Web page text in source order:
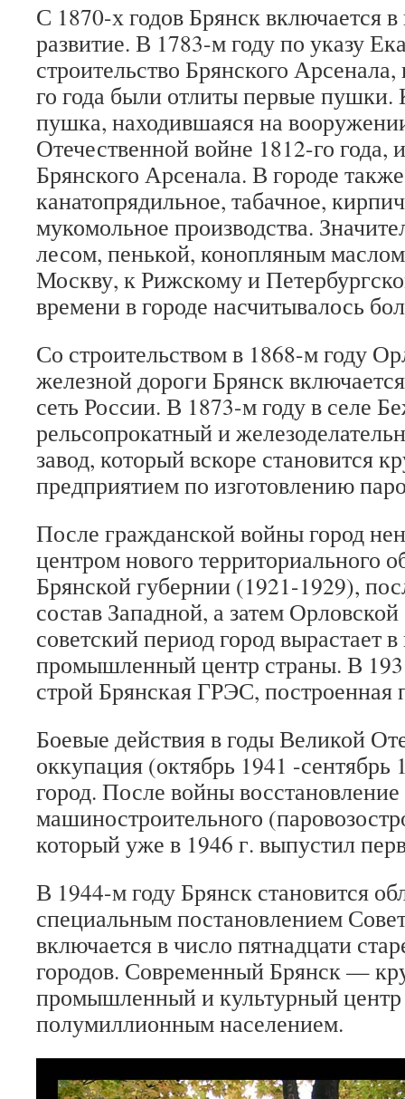
С 1870-х годов Брянск включается
развитие. В 1783-м году по указу
строительство Брянского
го года были отлиты первые пушки.
пушка, находившаяся на
Отечественной войне 1812-го года,
Брянского Арсенала. В городе
канатопрядильное, табачное,
мукомольное производства.
лесом, пенькой, конопляным
Москву, к Рижскому и
времени в городе насчитывалось
Со строительством в 1868-м году
железной дороги Брянск
сеть России. В 1873-м году в селе
рельсопрокатный и
завод, который вскоре становится
предприятием по изготовлению
После гражданской войны город
центром нового территориального
Брянской губернии (1921-1929),
состав Западной, а затем
советский период город вырастает
промышленный центр страны. В
строй Брянская ГРЭС,
Боевые действия в годы Великой
оккупация (октябрь 1941 -сентябрь
город. После войны восстановление
машиностроительного
который уже в 1946 г. выпустил
В 1944-м году Брянск становится
специальным постановлением
включается в число пятнадцати
городов. Современный Брянск —
промышленный и культурный центр
полумиллионным населением.